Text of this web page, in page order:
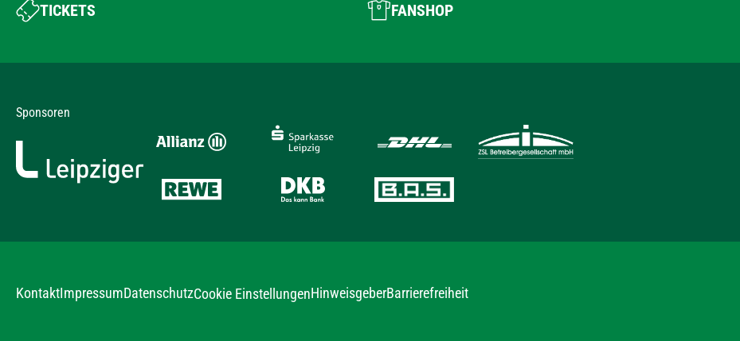
TICKETS FANSHOP
Sponsoren
KontaktImpressumDatenschutzCookie EinstellungenHinweisgeberBarrierefreiheit